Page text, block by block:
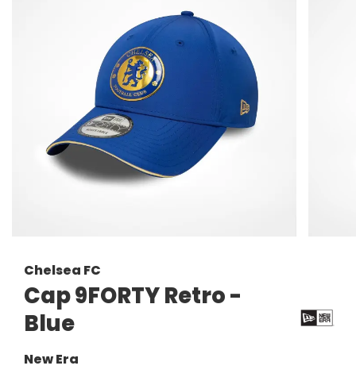
Chelsea FC
Cap 9FORTY Retro -
Blue
New Era